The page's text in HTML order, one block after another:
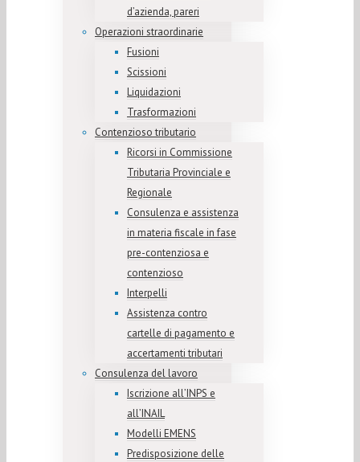
d’azienda, pareri
Operazioni straordinarie
Fusioni
Scissioni
Liquidazioni
Trasformazioni
Contenzioso tributario
Ricorsi in Commissione
Tributaria Provinciale e
Regionale
Consulenza e assistenza
in materia fiscale in fase
pre-contenziosa e
contenzioso
Interpelli
Assistenza contro
cartelle di pagamento e
accertamenti tributari
Consulenza del lavoro
Iscrizione all’INPS e
all’INAIL
Modelli EMENS
Predisposizione delle